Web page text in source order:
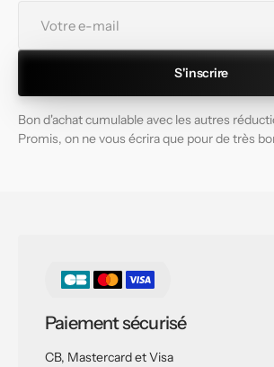
mail
S'inscrire
Bon d'achat cumulable avec les autres
Promis, on ne vous écrira que pour de très
Paiement sécurisé
CB, Mastercard et Visa